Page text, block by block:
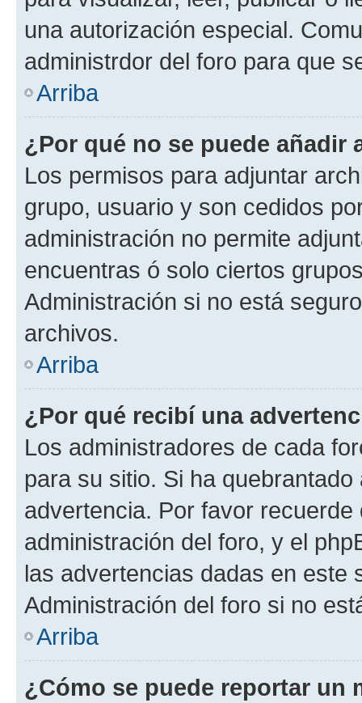
una autorización especial.
administrdor del foro para que
Arriba
¿Por qué no se puede añadir
Los permisos para adjuntar
grupo, usuario y son cedidos
administración no permite
encuentras ó solo ciertos
Administración si no está
archivos.
Arriba
¿Por qué recibí una
Los administradores de cada
para su sitio. Si ha
advertencia. Por favor
administración del foro, y el
las advertencias dadas en este
Administración del foro si no
Arriba
¿Cómo se puede reportar un